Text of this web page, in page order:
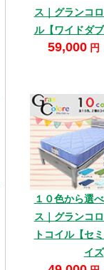
ス｜グランコ
ル【ワイドダ
59,000 円
１０色から選
ス｜グランコ
トコイル【セ
イズ